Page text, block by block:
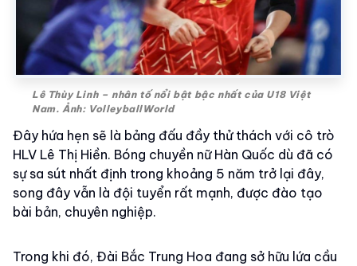
Lê Thùy Linh – nhân tố nổi bật bậc nhất của U18 Việt
Nam. Ảnh: VolleyballWorld
Đây hứa hẹn sẽ là bảng đấu đầy thử thách với cô trò
HLV Lê Thị Hiền. Bóng chuyền nữ Hàn Quốc dù đã có
sự sa sút nhất định trong khoảng 5 năm trở lại đây,
song đây vẫn là đội tuyển rất mạnh, được đào tạo
bài bản, chuyên nghiệp.
Trong khi đó, Đài Bắc Trung Hoa đang sở hữu lứa cầu